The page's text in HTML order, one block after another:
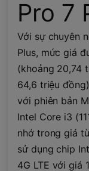
Pro 7
Với sự chuyên
Plus, mức giá
(khoảng 20,74
64,6 triệu
với phiên bản
Intel Core i3
nhớ trong giá
sử dụng chip
4G LTE với giá